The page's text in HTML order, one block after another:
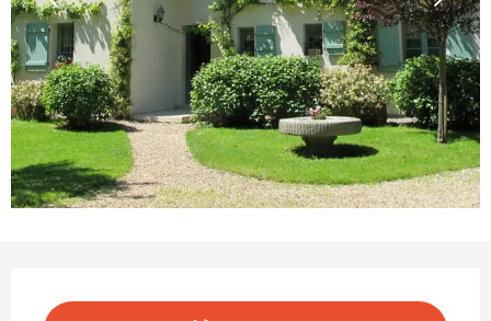
Ouverture et coordonnées